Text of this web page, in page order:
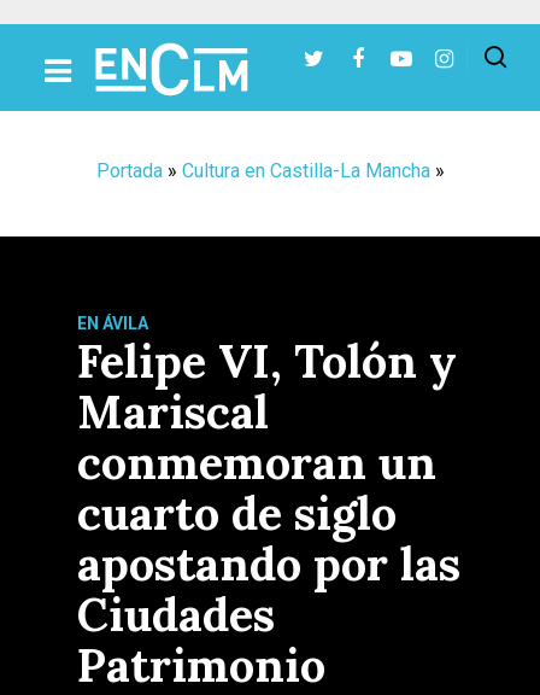
Portada» Cultura en Castilla-La Mancha»
EN ÁVILA
Felipe VI, Tolón y
Mariscal
conmemoran un
cuarto de siglo
apostando por las
Ciudades
Patrimonio